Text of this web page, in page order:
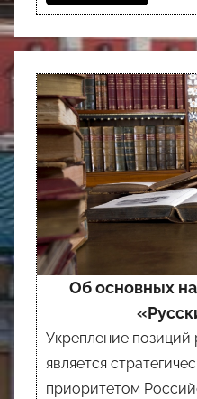
Об основных
Укрепление позиций
является
приоритетом